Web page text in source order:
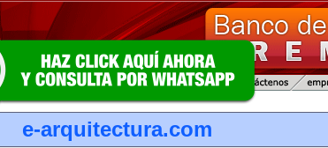
e-arquitectura.com